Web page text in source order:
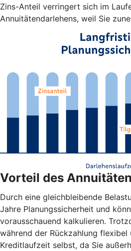
Zins-Anteil verringert sich im
Annuitätendarlehens, weil Sie
Vorteil des
Durch eine gleichbleibende
Jahre Planungssicherheit und
vorausschauend kalkulieren.
während der Rückzahlung flexibel
Kreditlaufzeit selbst, da Sie